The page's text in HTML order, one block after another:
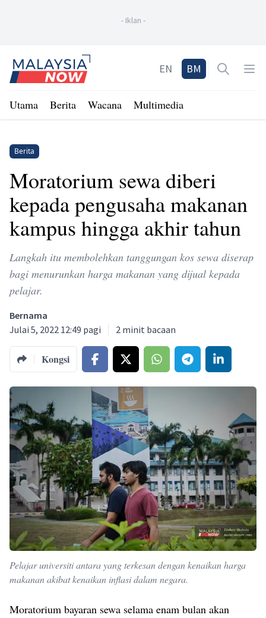
- Iklan -
Home
EN BM Open
Utama Berita Wacana Multimedia
Berita
Moratorium sewa diberi
kepada pengusaha makanan
kampus hingga akhir tahun
Langkah itu membolehkan tanggungan kos sewa diserap
bagi menurunkan harga makanan yang dijual kepada
pelajar.
Bernama
Julai 5, 2022 12:49 pagi
2 minit bacaan
Kongsi
Pelajar universiti antara yang terkesan dengan kenaikan harga
makanan akibat kenaikan inflasi dalam negara.
Moratorium bayaran sewa selama enam bulan akan